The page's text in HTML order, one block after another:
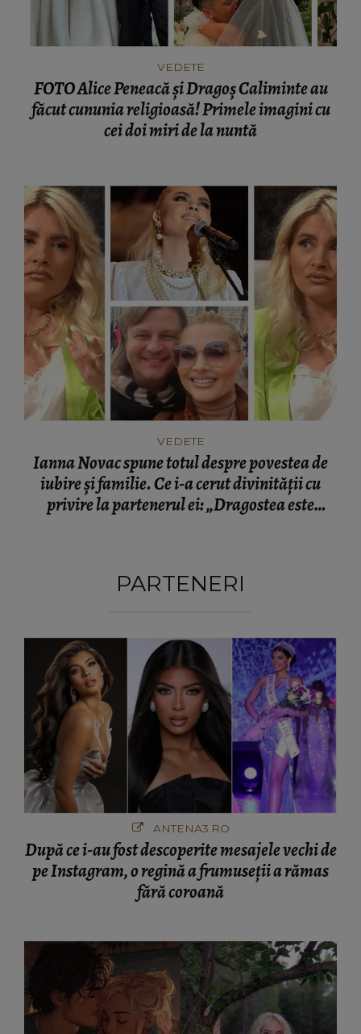
VEDETE
FOTO Alice Peneacă și Dragoș Caliminte au
făcut cununia religioasă! Primele imagini cu
cei doi miri de la nuntă
VEDETE
Ianna Novac spune totul despre povestea de
iubire și familie. Ce i-a cerut divinității cu
privire la partenerul ei: „Dragostea este
PARTENERI
ANTENA3.RO
După ce i-au fost descoperite mesajele vechi de
pe Instagram, o regină a frumuseții a rămas
fără coroană